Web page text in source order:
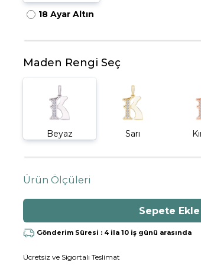
18 Ayar Altın
Maden Rengi Seç
Beyaz Sarı
Ürün Ölçüleri
Gönderim Süresi : 4 ila 10 iş günü arasında
Ücretsiz ve Sigortalı Teslimat